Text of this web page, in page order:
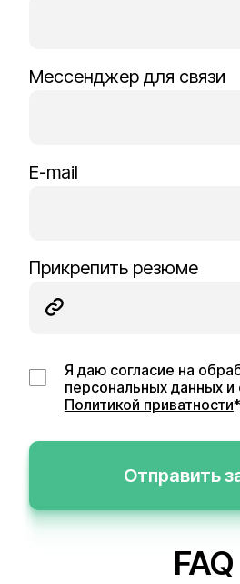
Мессенджер для связи
E-mail
Прикрепить резюме
Я даю согласие на
персональных данных и
Политикой приватности*
Отправить
FAQ